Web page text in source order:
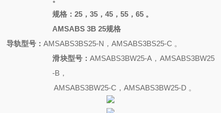
规格：25，35，45，55，65 。
AMSABS 3B 25规格
导轨型号：AMSABS3BS25-N，AMSABS3BS25-C 。
滑块型号：AMSABS3BW25-A，AMSABS3BW25
-B，
AMSABS3BW25-C，AMSABS3BW25-D 。